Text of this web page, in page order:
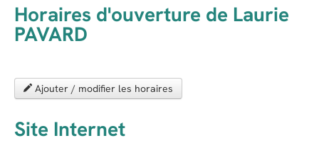
Horaires d'ouverture de Laurie
PAVARD
Ajouter / modifier les horaires
Site Internet